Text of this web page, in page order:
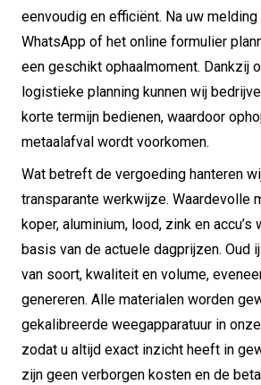
eenvoudig en efficiënt. Na uw
WhatsApp of het online formulier
een geschikt ophaalmoment. Dankzij
logistieke planning kunnen wij
korte termijn bedienen, waardoor
metaalafval wordt voorkomen.
Wat betreft de vergoeding hanteren
transparante werkwijze. Waardevolle
koper, aluminium, lood, zink en
basis van de actuele dagprijzen. Oud
van soort, kwaliteit en volume,
genereren. Alle materialen worden
gekalibreerde weegapparatuur in
zodat u altijd exact inzicht heeft in
zijn geen verborgen kosten en de